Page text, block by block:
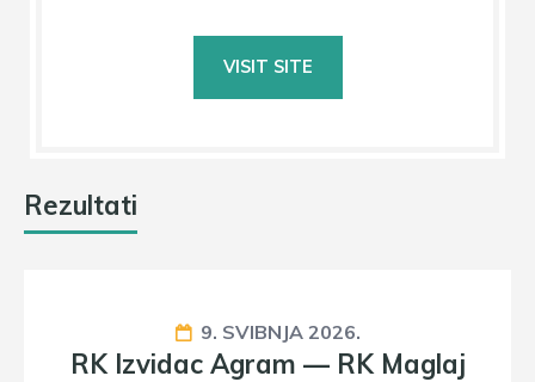
Rezultati
9. SVIBNJA 2026.
RK Izvidac Agram — RK Maglaj